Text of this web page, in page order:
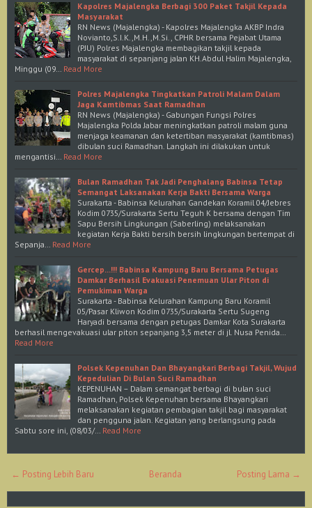
Kapolres Majalengka Berbagi 300 Paket Takjil Kepada
Masyarakat
RN News (Majalengka) - Kapolres Majalengka AKBP Indra
Novianto,S.I.K.,M.H.,M.Si., CPHR bersama Pejabat Utama
(PJU) Polres Majalengka membagikan takjil kepada
masyarakat di sepanjang jalan KH.Abdul Halim Majalengka,
Minggu (09… Read More
Polres Majalengka Tingkatkan Patroli Malam Dalam
Jaga Kamtibmas Saat Ramadhan
RN News (Majalengka) - Gabungan Fungsi Polres
Majalengka Polda Jabar meningkatkan patroli malam guna
menjaga keamanan dan ketertiban masyarakat (kamtibmas)
dibulan suci Ramadhan. Langkah ini dilakukan untuk
mengantisi… Read More
Bulan Ramadhan Tak Jadi Penghalang Babinsa Tetap
Semangat Laksanakan Kerja Bakti Bersama Warga
Surakarta - Babinsa Kelurahan Gandekan Koramil 04/Jebres
Kodim 0735/Surakarta Sertu Teguh K bersama dengan Tim
Sapu Bersih Lingkungan (Saberling) melaksanakan
kegiatan Kerja Bakti bersih bersih lingkungan bertempat di
Sepanja… Read More
Gercep...!!! Babinsa Kampung Baru Bersama Petugas
Damkar Berhasil Evakuasi Penemuan Ular Piton di
Pemukiman Warga
Surakarta - Babinsa Kelurahan Kampung Baru Koramil
05/Pasar Kliwon Kodim 0735/Surakarta Sertu Sugeng
Haryadi bersama dengan petugas Damkar Kota Surakarta
berhasil mengevakuasi ular piton sepanjang 3,5 meter di jl. Nusa Penida…
Read More
Polsek Kepenuhan Dan Bhayangkari Berbagi Takjil, Wujud
Kepedulian Di Bulan Suci Ramadhan
KEPENUHAN – Dalam semangat berbagi di bulan suci
Ramadhan, Polsek Kepenuhan bersama Bhayangkari
melaksanakan kegiatan pembagian takjil bagi masyarakat
dan pengguna jalan. Kegiatan yang berlangsung pada
Sabtu sore ini, (08/03/… Read More
← Posting Lebih Baru Posting Lama →
Beranda